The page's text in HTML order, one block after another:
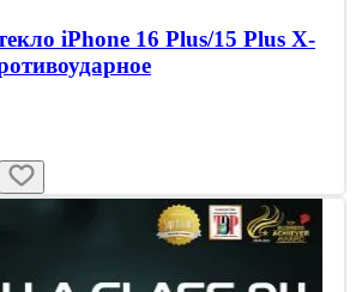
iPhone 16 Plus/15 Plus X-